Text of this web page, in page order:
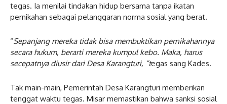
tegas. Ia menilai tindakan hidup bersama tanpa ikatan
pernikahan sebagai pelanggaran norma sosial yang berat.
“Sepanjang mereka tidak bisa membuktikan pernikahannya
secara hukum, berarti mereka kumpul kebo. Maka, harus
secepatnya diusir dari Desa Karangturi, “tegas sang Kades.
Tak main-main, Pemerintah Desa Karangturi memberikan
tenggat waktu tegas. Misar memastikan bahwa sanksi sosial